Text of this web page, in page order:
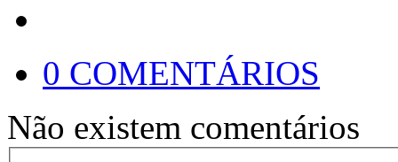
0 COMENTÁRIOS
Não existem comentários